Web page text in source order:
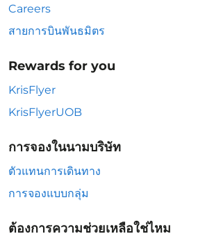
Careers
สายการบินพันธมิตร
Rewards for you
KrisFlyer
KrisFlyerUOB
การจองในนามบริษัท
ตัวแทนการเดินทาง
การจองแบบกลุ่ม
ต้องการความช่วยเหลือใช่ไหม